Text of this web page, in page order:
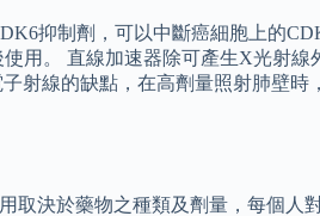
抑制劑，可以中斷癌細胞上的
用。 直線加速器除可產生X光射線
射線的缺點，在高劑量照射肺壁時
取決於藥物之種類及劑量，每個人